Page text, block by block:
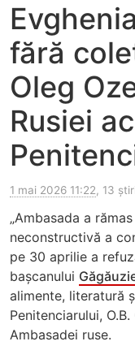
fără
Oleg
Rusiei
1 mai 2026 11:22, 13
„Ambasada a
neconstructivă a
pe 30 aprilie a
bașcanului
alimente, literatură
Penitenciarului,
Ambasadei ruse.